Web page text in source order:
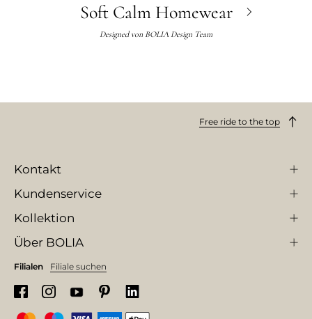
Soft Calm Homewear
Designed von BOLIA Design Team
Free ride to the top
Kontakt
Kundenservice
Kollektion
Über BOLIA
Filialen Filiale suchen